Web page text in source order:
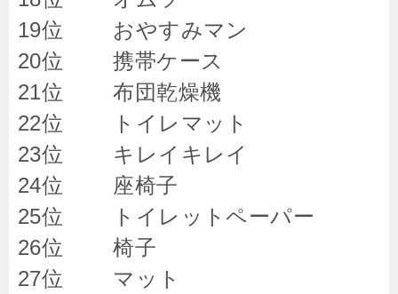
19位 おやすみマン
20位 携帯ケース
21位 布団乾燥機
22位 トイレマット
23位 キレイキレイ
24位 座椅子
25位 トイレットペーパー
26位 椅子
27位 マット